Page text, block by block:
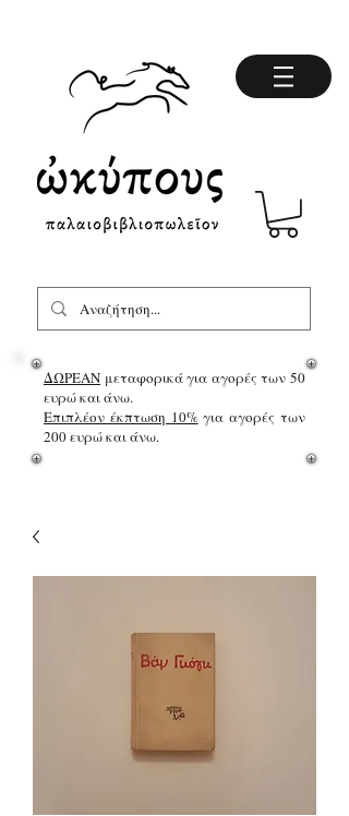
ΔΩΡΕΑΝ μεταφορικά για αγορές των 50
ευρώ και άνω.
Επιπλέον έκπτωση 10%για αγορές των
200 ευρώ και άνω.